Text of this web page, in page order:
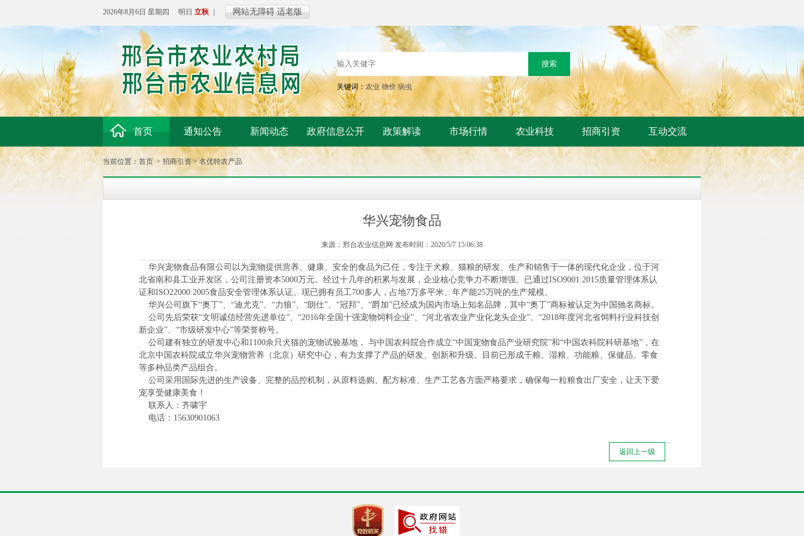
2026年8月6日 星期四 明日 立秋 网站无障碍 适老版
关键词： 农业 物价 病虫
首页 通知公告 新闻动态 政府信息公开 政策解读 市场行情 农业科技 招商引资 互动交流
当前位置： 首页 > 招商引资>名优特农产品
华兴宠物食品
来源：邢台农业信息网 发布时间：2020/5/7 15:06:38
华兴宠物食品有限公司以为宠物提供营养、健康、安全的食品为己任，专注于犬粮、猫粮的研发、生产和销售于一体的现代化企业，位于河
北省南和县工业开发区，公司注册资本5000万元。经过十几年的积累与发展，企业核心竞争力不断增强。已通过ISO9001:2015质量管理体系认
证和ISO22000:2005食品安全管理体系认证。现已拥有员工700多人，占地7万多平米、年产能25万吨的生产规模。
华兴公司旗下“奥丁”、“迪尤克”、“力狼”、“朗仕”、“冠邦”、“爵加”已经成为国内市场上知名品牌，其中“奥丁”商标被认定为中国驰名商标。
公司先后荣获“文明诚信经营先进单位”、“2016年全国十强宠物饲料企业”、“河北省农业产业化龙头企业”、“2018年度河北省饲料行业科技创
新企业”、“市级研发中心”等荣誉称号。
公司建有独立的研发中心和1100余只犬猫的宠物试验基地， 与中国农科院合作成立“中国宠物食品产业研究院”和“中国农科院科研基地”，在
北京中国农科院成立华兴宠物营养（北京）研究中心，有力支撑了产品的研发、创新和升级。目前已形成干粮、湿粮、功能粮、保健品、零食
等多种品类产品组合。
公司采用国际先进的生产设备、完整的品控机制，从原料选购、配方标准、生产工艺各方面严格要求，确保每一粒粮食出厂安全，让天下爱
宠享受健康美食！
联系人：齐啸宇
电话：15630901063
返回上一级